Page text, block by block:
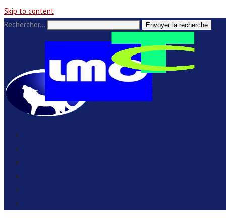
Skip to content
Rechercher…
Envoyer la recherche